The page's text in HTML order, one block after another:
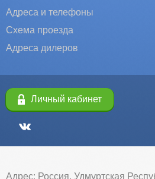
Адреса и телефоны
Схема проезда
Адреса дилеров
Личный кабинет
Адрес: Россия, Удмуртская